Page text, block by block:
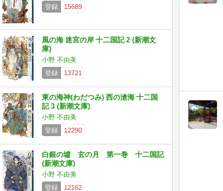
登録
15689
風の海 迷宮の岸 十二国記 2 (新潮文
庫)
小野 不由美
登録
13721
東の海神(わだつみ) 西の滄海 十二国
記 3 (新潮文庫)
小野 不由美
登録
12290
白銀の墟 玄の月 第一巻 十二国記
(新潮文庫)
小野 不由美
登録
12162